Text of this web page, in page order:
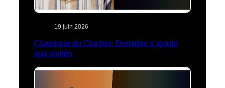
19 juin 2026
Classique du Clocher: Demidov s’ajoute
aux invités